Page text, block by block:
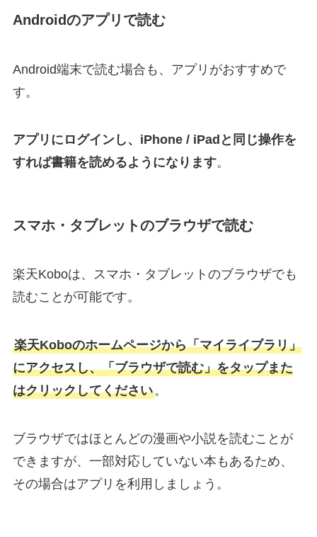
Androidのアプリで読む
Android端末で読む場合も、アプリがおすすめで
す。
アプリにログインし、iPhone / iPadと同じ操作を
すれば書籍を読めるようになります。
スマホ・タブレットのブラウザで読む
楽天Koboは、スマホ・タブレットのブラウザでも
読むことが可能です。
楽天Koboのホームページから「マイライブラリ」
にアクセスし、「ブラウザで読む」をタップまた
はクリックしてください。
ブラウザではほとんどの漫画や小説を読むことが
できますが、一部対応していない本もあるため、
その場合はアプリを利用しましょう。